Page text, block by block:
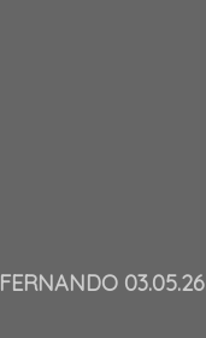
FERNANDO 03.05.26